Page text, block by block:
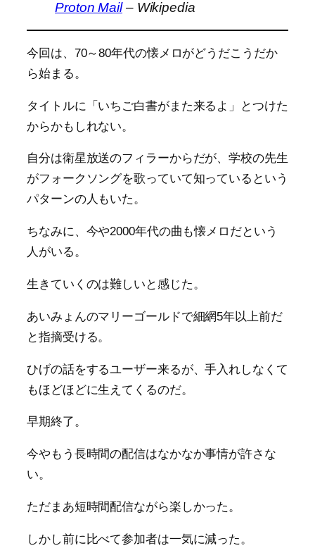
Proton Mail– Wikipedia
今回は、70～80年代の懐メロがどうだこうだか
ら始まる。
タイトルに「いちご白書がまた来るよ」とつけた
からかもしれない。
自分は衛星放送のフィラーからだが、学校の先生
がフォークソングを歌っていて知っているという
パターンの人もいた。
ちなみに、今や2000年代の曲も懐メロだという
人がいる。
生きていくのは難しいと感じた。
あいみょんのマリーゴールドで細網5年以上前だ
と指摘受ける。
ひげの話をするユーザー来るが、手入れしなくて
もほどほどに生えてくるのだ。
早期終了。
今やもう長時間の配信はなかなか事情が許さな
い。
ただまあ短時間配信ながら楽しかった。
しかし前に比べて参加者は一気に減った。